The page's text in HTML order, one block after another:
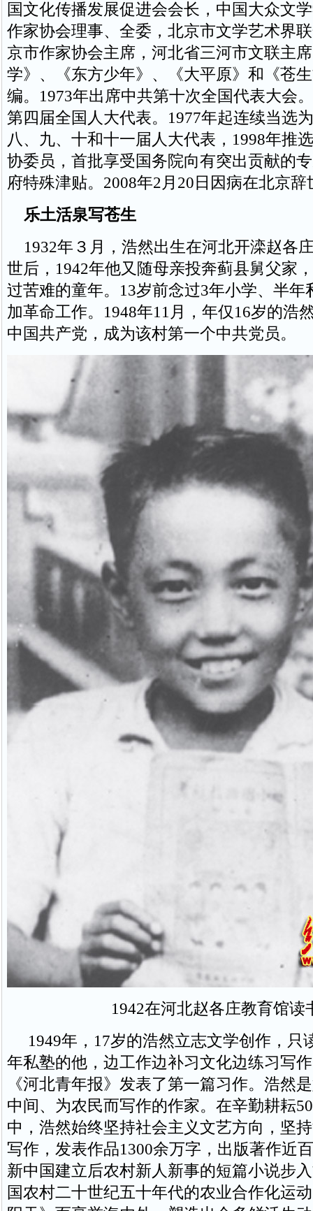
国文化传播发展促进会会长，中国大众文
作家协会理事、全委，北京市文学艺术界
京市作家协会主席，河北省三河市文联主
学》、《东方少年》、《大平原》和《苍
编。1973年出席中共第十次全国代表大会
第四届全国人大代表。1977年起连续当选
八、九、十和十一届人大代表，1998年推
协委员，首批享受国务院向有突出贡献的
府特殊津贴。2008年2月20日因病在北京辞
乐土活泉写苍生
1932年３月，浩然出生在河北开滦赵各
世后，1942年他又随母亲投奔蓟县舅父家
过苦难的童年。13岁前念过3年小学、半年
加革命工作。1948年11月，年仅16岁的浩
中国共产党，成为该村第一个中共党员。
1942在河北赵各庄教育馆读
1949年，17岁的浩然立志文学创作，只
年私塾的他，边工作边补习文化边练习写
《河北青年报》发表了第一篇习作。浩然
中间、为农民而写作的作家。在辛勤耕耘
中，浩然始终坚持社会主义文艺方向，坚
写作，发表作品1300余万字，出版著作近
新中国建立后农村新人新事的短篇小说步
国农村二十世纪五十年代的农业合作化运